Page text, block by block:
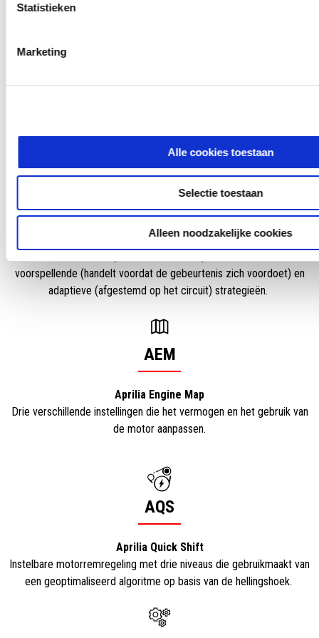
Statistieken
Marketing
Alle cookies toestaan
Selectie toestaan
Alleen noodzakelijke cookies
Aprilia Traction Control
onafhankelijke niveaus.
Aprilia Wheelie Control
voorspellende (handelt voordat de gebeurtenis zich voordoet) en
adaptieve (afgestemd op het circuit) strategieën.
AEM
Aprilia Engine Map
Drie verschillende instellingen die het vermogen en het gebruik van
de motor aanpassen.
AQS
Aprilia Quick Shift
Instelbare motorremregeling met drie niveaus die gebruikmaakt van
een geoptimaliseerd algoritme op basis van de hellingshoek.